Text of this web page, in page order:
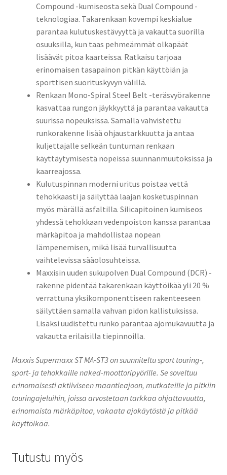
Compound -kumiseosta sekä Dual Compound -
teknologiaa. Takarenkaan kovempi keskialue
parantaa kulutuskestävyyttä ja vakautta suorilla
osuuksilla, kun taas pehmeämmät olkapäät
lisäävät pitoa kaarteissa. Ratkaisu tarjoaa
erinomaisen tasapainon pitkän käyttöiän ja
sporttisen suorituskyvyn välillä.
Renkaan Mono-Spiral Steel Belt -teräsvyörakenne
kasvattaa rungon jäykkyyttä ja parantaa vakautta
suurissa nopeuksissa. Samalla vahvistettu
runkorakenne lisää ohjaustarkkuutta ja antaa
kuljettajalle selkeän tuntuman renkaan
käyttäytymisestä nopeissa suunnanmuutoksissa ja
kaarreajossa.
Kulutuspinnan moderni uritus poistaa vettä
tehokkaasti ja säilyttää laajan kosketuspinnan
myös märällä asfaltilla. Silicapitoinen kumiseos
yhdessä tehokkaan vedenpoiston kanssa parantaa
märkäpitoa ja mahdollistaa nopean
lämpenemisen, mikä lisää turvallisuutta
vaihtelevissa sääolosuhteissa.
Maxxisin uuden sukupolven Dual Compound (DCR) -
rakenne pidentää takarenkaan käyttöikää yli 20 %
verrattuna yksikomponenttiseen rakenteeseen
säilyttäen samalla vahvan pidon kallistuksissa.
Lisäksi uudistettu runko parantaa ajomukavuutta ja
vakautta erilaisilla tiepinnoilla.
Maxxis Supermaxx ST MA-ST3 on suunniteltu sport touring-,
sport- ja tehokkaille naked-moottoripyörille. Se soveltuu
erinomaisesti aktiiviseen maantieajoon, mutkateille ja pitkiin
touringajeluihin, joissa arvostetaan tarkkaa ohjattavuutta,
erinomaista märkäpitoa, vakaata ajokäytöstä ja pitkää
käyttöikää.
Tutustu myös